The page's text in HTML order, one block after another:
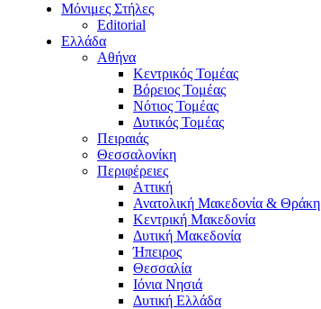
Μόνιμες Στήλες
Editorial
Ελλάδα
Αθήνα
Κεντρικός Τομέας
Βόρειος Τομέας
Νότιος Τομέας
Δυτικός Τομέας
Πειραιάς
Θεσσαλονίκη
Περιφέρειες
Αττική
Ανατολική Μακεδονία & Θράκη
Κεντρική Μακεδονία
Δυτική Μακεδονία
Ήπειρος
Θεσσαλία
Ιόνια Νησιά
Δυτική Ελλάδα